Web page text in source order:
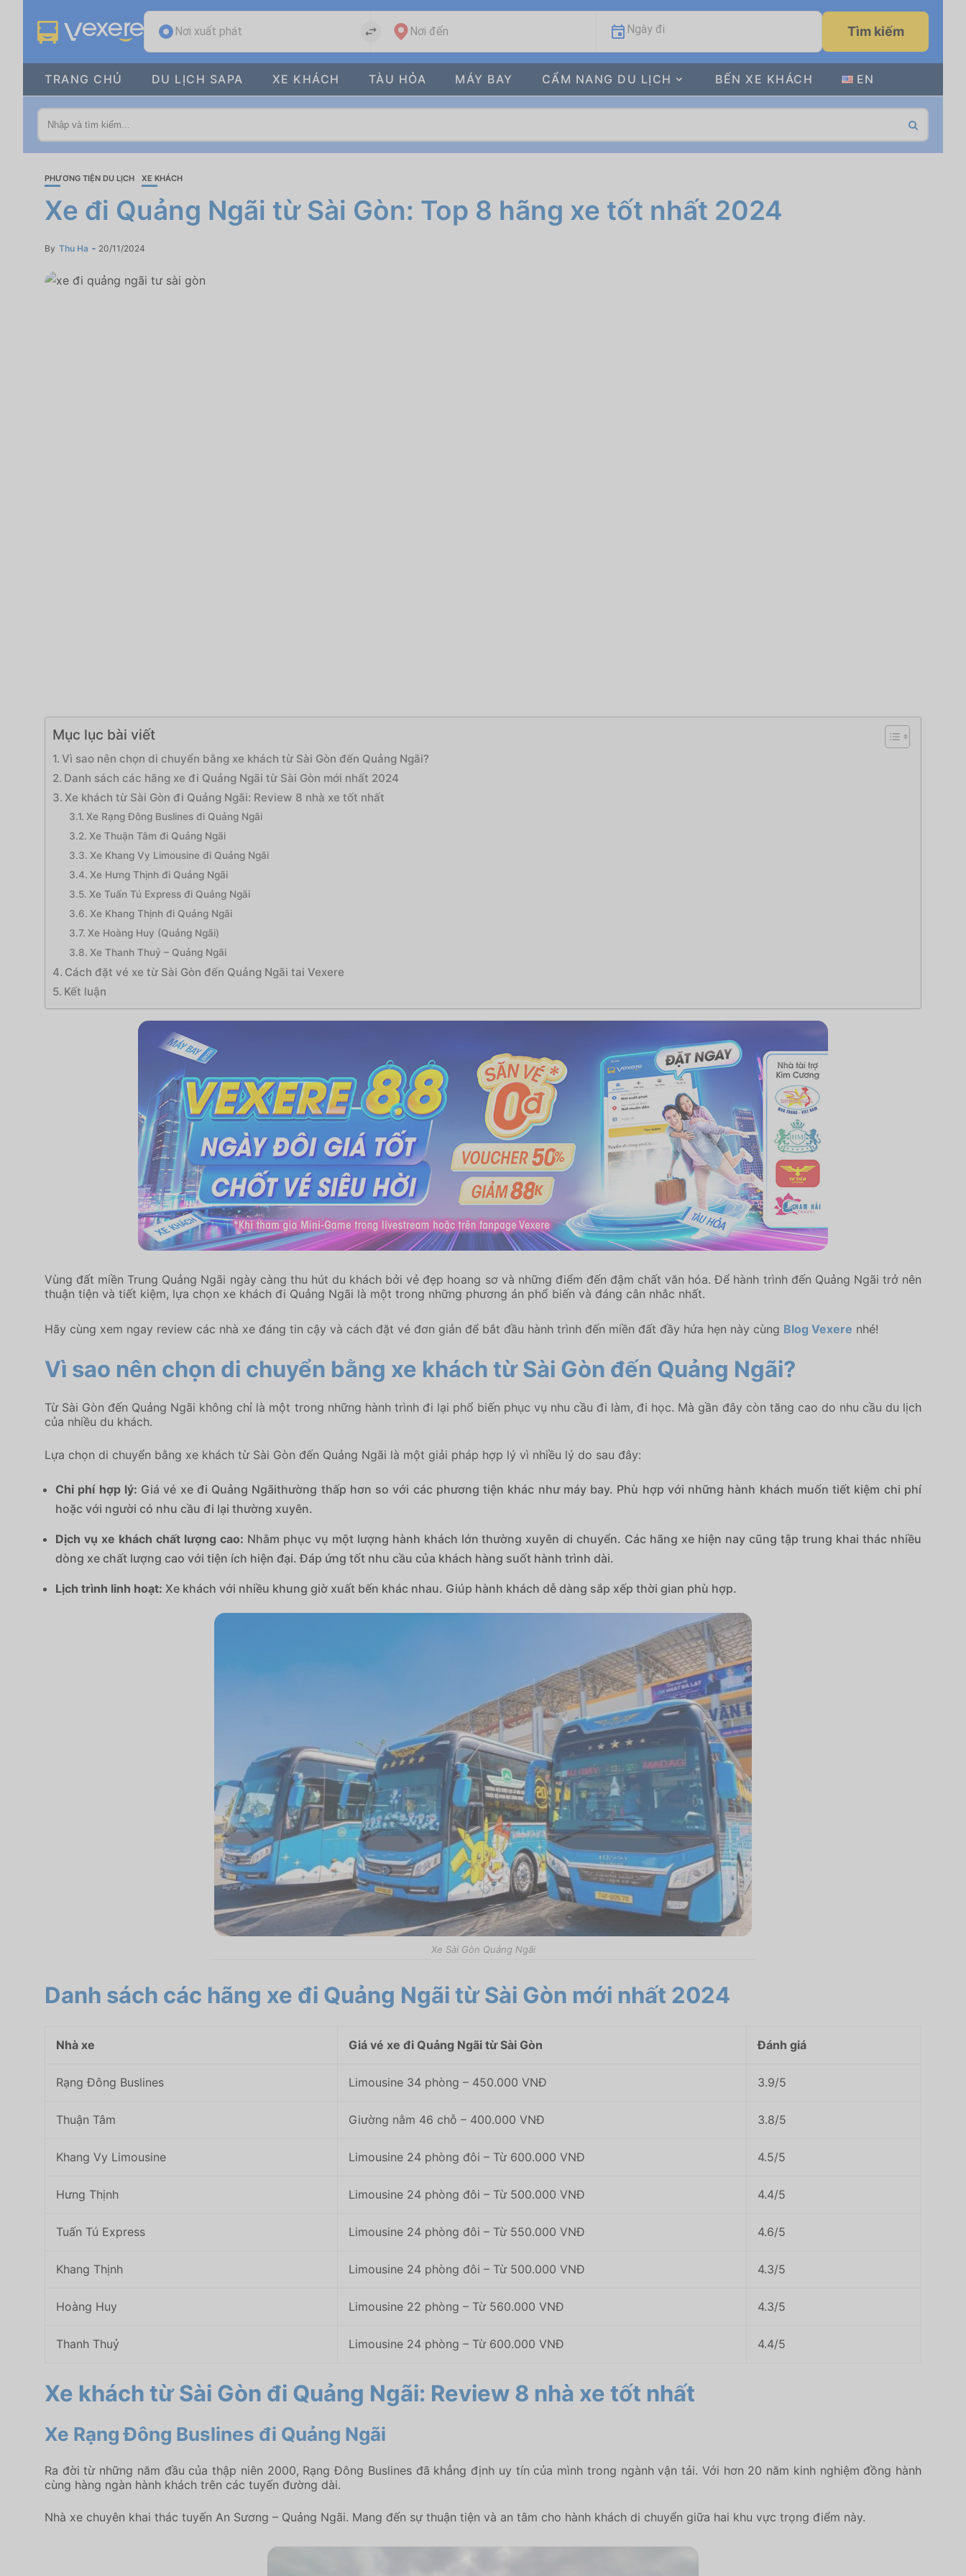
Nơi xuất phát Nơi đến Ngày đi Tìm kiếm
TRANG CHỦ DU LỊCH SAPA XE KHÁCH TÀU HỎA MÁY BAY CẨM NANG DU LỊCH BẾN XE KHÁCH EN
PHƯƠNG TIỆN DU LỊCH XE KHÁCH
Xe đi Quảng Ngãi từ Sài Gòn: Top 8 hãng xe tốt nhất 2024
By Thu Ha 20/11/2024
Mục lục bài viết
Vì sao nên chọn di chuyển bằng xe khách từ Sài Gòn đến Quảng Ngãi?
Danh sách các hãng xe đi Quảng Ngãi từ Sài Gòn mới nhất 2024
Xe khách từ Sài Gòn đi Quảng Ngãi: Review 8 nhà xe tốt nhất
Xe Rạng Đông Buslines đi Quảng Ngãi
Xe Thuận Tâm đi Quảng Ngãi
Xe Khang Vy Limousine đi Quảng Ngãi
Xe Hưng Thịnh đi Quảng Ngãi
Xe Tuấn Tú Express đi Quảng Ngãi
Xe Khang Thịnh đi Quảng Ngãi
Xe Hoàng Huy (Quảng Ngãi)
Xe Thanh Thuỷ – Quảng Ngãi
Cách đặt vé xe từ Sài Gòn đến Quảng Ngãi tai Vexere
Kết luận
Vùng đất miền Trung Quảng Ngãi ngày càng thu hút du khách bởi vẻ đẹp hoang sơ và những điểm đến đậm chất văn hóa. Để hành trình đến Quảng Ngãi trở nên
thuận tiện và tiết kiệm, lựa chọn xe khách đi Quảng Ngãi là một trong những phương án phổ biến và đáng cân nhắc nhất.
Hãy cùng xem ngay review các nhà xe đáng tin cậy và cách đặt vé đơn giản để bắt đầu hành trình đến miền đất đầy hứa hẹn này cùng Blog Vexere nhé!
Vì sao nên chọn di chuyển bằng xe khách từ Sài Gòn đến Quảng Ngãi?
Từ Sài Gòn đến Quảng Ngãi không chỉ là một trong những hành trình đi lại phổ biến phục vụ nhu cầu đi làm, đi học. Mà gần đây còn tăng cao do nhu cầu du lịch
của nhiều du khách.
Lựa chọn di chuyển bằng xe khách từ Sài Gòn đến Quảng Ngãi là một giải pháp hợp lý vì nhiều lý do sau đây:
Chi phí hợp lý: Giá vé xe đi Quảng Ngãithường thấp hơn so với các phương tiện khác như máy bay. Phù hợp với những hành khách muốn tiết kiệm chi phí
hoặc với người có nhu cầu đi lại thường xuyên.
Dịch vụ xe khách chất lượng cao: Nhằm phục vụ một lượng hành khách lớn thường xuyên di chuyển. Các hãng xe hiện nay cũng tập trung khai thác nhiều
dòng xe chất lượng cao với tiện ích hiện đại. Đáp ứng tốt nhu cầu của khách hàng suốt hành trình dài.
Lịch trình linh hoạt: Xe khách với nhiều khung giờ xuất bến khác nhau. Giúp hành khách dễ dàng sắp xếp thời gian phù hợp.
Xe Sài Gòn Quảng Ngãi
Danh sách các hãng xe đi Quảng Ngãi từ Sài Gòn mới nhất 2024
Nhà xe Giá vé xe đi Quảng Ngãi từ Sài Gòn Đánh giá
Rạng Đông Buslines Limousine 34 phòng – 450.000 VNĐ 3.9/5
Thuận Tâm Giường nằm 46 chỗ – 400.000 VNĐ 3.8/5
Khang Vy Limousine Limousine 24 phòng đôi – Từ 600.000 VNĐ 4.5/5
Hưng Thịnh Limousine 24 phòng đôi – Từ 500.000 VNĐ 4.4/5
Tuấn Tú Express Limousine 24 phòng đôi – Từ 550.000 VNĐ 4.6/5
Khang Thịnh Limousine 24 phòng đôi – Từ 500.000 VNĐ 4.3/5
Hoàng Huy Limousine 22 phòng – Từ 560.000 VNĐ 4.3/5
Thanh Thuỷ Limousine 24 phòng – Từ 600.000 VNĐ 4.4/5
Xe khách từ Sài Gòn đi Quảng Ngãi: Review 8 nhà xe tốt nhất
Xe Rạng Đông Buslines đi Quảng Ngãi
Ra đời từ những năm đầu của thập niên 2000, Rạng Đông Buslines đã khẳng định uy tín của mình trong ngành vận tải. Với hơn 20 năm kinh nghiệm đồng hành
cùng hàng ngàn hành khách trên các tuyến đường dài.
Nhà xe chuyên khai thác tuyến An Sương – Quảng Ngãi. Mang đến sự thuận tiện và an tâm cho hành khách di chuyển giữa hai khu vực trọng điểm này.